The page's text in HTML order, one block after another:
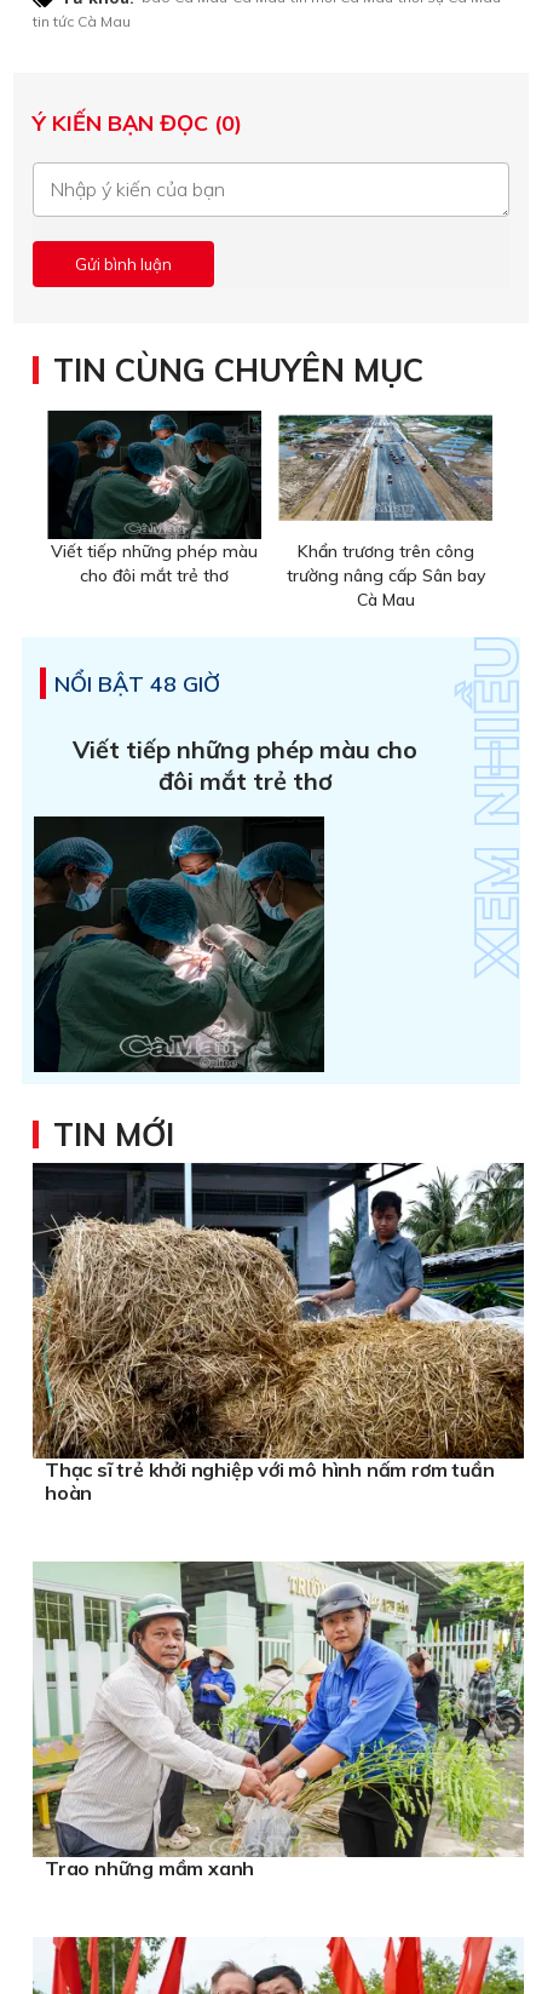
tin tức Cà Mau
Ý KIẾN BẠN ĐỌC (0)
TIN CÙNG CHUYÊN MỤC
Viết tiếp những phép màu
cho đôi mắt trẻ thơ
Khẩn trương trên công
trường nâng cấp Sân bay
Cà Mau
NỔI BẬT 48 GIỜ
Viết tiếp những phép màu cho
đôi mắt trẻ thơ
TIN MỚI
Thạc sĩ trẻ khởi nghiệp với mô hình nấm rơm tuần
hoàn
Trao những mầm xanh